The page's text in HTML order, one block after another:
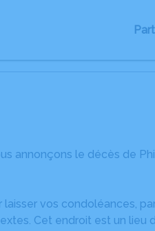
annonçons le décès de
vos condoléances,
Cet endroit est un lieu